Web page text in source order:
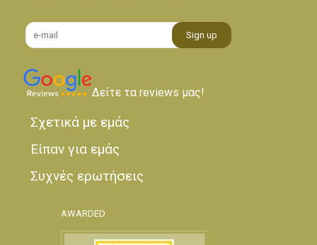
Δείτε τα reviews μας!
Σχετικά με εμάς
Είπαν για εμάς
Συχνές ερωτήσεις
AWARDED